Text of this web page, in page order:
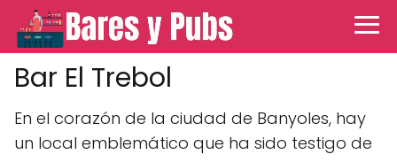
Bar El Trebol
En el corazón de la ciudad de Banyoles, hay
un local emblemático que ha sido testigo de